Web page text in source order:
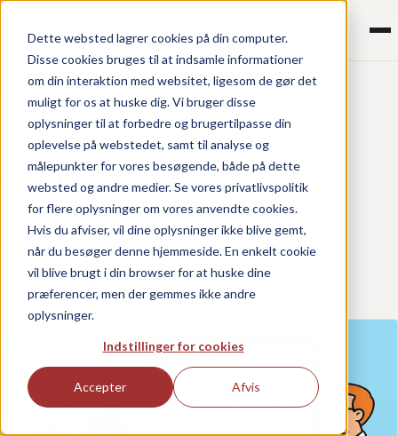
Dette websted lagrer cookies på din computer.
Disse cookies bruges til at indsamle informationer
om din interaktion med websitet, ligesom de gør det
muligt for os at huske dig. Vi bruger disse
oplysninger til at forbedre og brugertilpasse din
oplevelse på webstedet, samt til analyse og
målepunkter for vores besøgende, både på dette
websted og andre medier. Se vores privatlivspolitik
for flere oplysninger om vores anvendte cookies.
Hvis du afviser, vil dine oplysninger ikke blive gemt,
når du besøger denne hjemmeside. En enkelt cookie
vil blive brugt i din browser for at huske dine
præferencer, men der gemmes ikke andre
oplysninger.
Indstillinger for cookies
Accepter Afvis
Sprogakademiet
Forside /Artikler/
Guide til et effektivt mødereferat: Tips og tricks 2026
INFO
Guide til et effektivt
mødereferat: Tips og tricks
2026
Leon Di Cara Voss Dec 23, 2025 6:09:32 PM